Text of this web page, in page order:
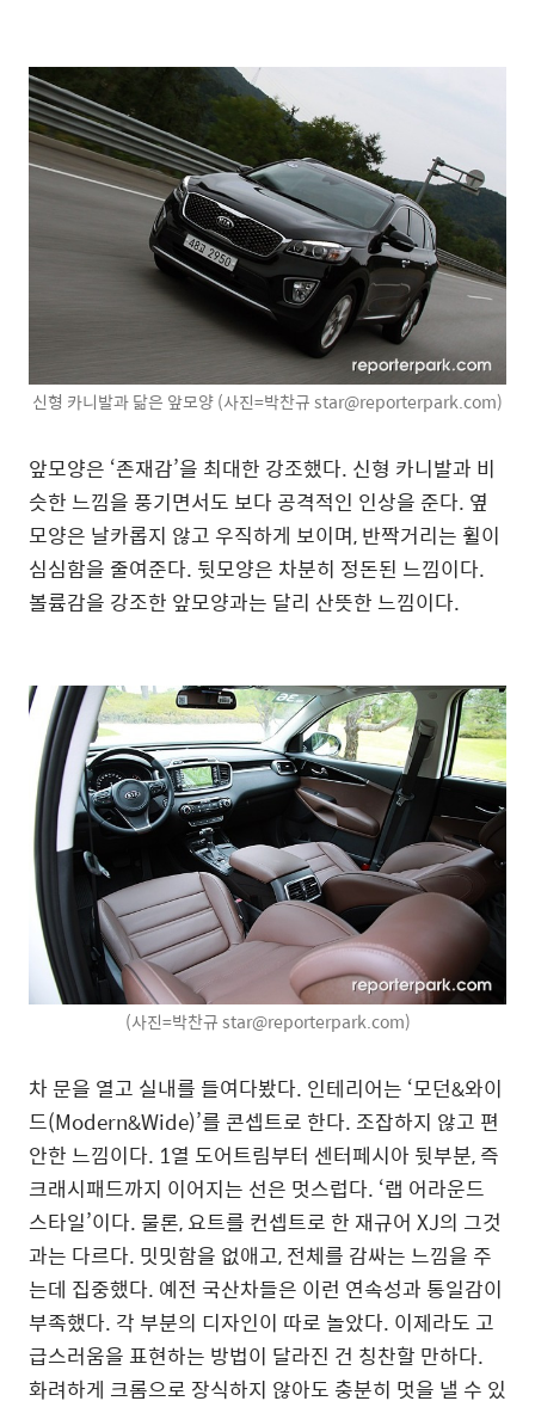
신형 카니발과 닮은 앞모양 (사진=박찬규 star@reporterpark.com)
앞모양은 ‘존재감’을 최대한 강조했다. 신형 카니발과 비
슷한 느낌을 풍기면서도 보다 공격적인 인상을 준다. 옆
모양은 날카롭지 않고 우직하게 보이며, 반짝거리는 휠이
심심함을 줄여준다. 뒷모양은 차분히 정돈된 느낌이다.
볼륨감을 강조한 앞모양과는 달리 산뜻한 느낌이다.
(사진=박찬규 star@reporterpark.com)
차 문을 열고 실내를 들여다봤다. 인테리어는 ‘모던&와이
드(Modern&Wide)’를 콘셉트로 한다. 조잡하지 않고 편
안한 느낌이다. 1열 도어트림부터 센터페시아 뒷부분, 즉
크래시패드까지 이어지는 선은 멋스럽다. ‘랩 어라운드
스타일’이다. 물론, 요트를 컨셉트로 한 재규어 XJ의 그것
과는 다르다. 밋밋함을 없애고, 전체를 감싸는 느낌을 주
는데 집중했다. 예전 국산차들은 이런 연속성과 통일감이
부족했다. 각 부분의 디자인이 따로 놀았다. 이제라도 고
급스러움을 표현하는 방법이 달라진 건 칭찬할 만하다.
화려하게 크롬으로 장식하지 않아도 충분히 멋을 낼 수 있